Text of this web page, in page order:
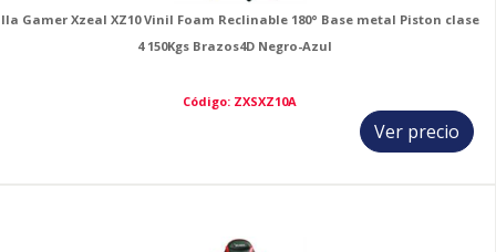
Gamer Xzeal XZ10 Vinil Foam Reclinable 180° Base metal Piston clase
4 150Kgs Brazos4D Negro-Azul
Código: ZXSXZ10A
Ver precio